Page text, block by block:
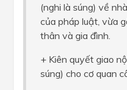
(nghi là súng) về
của pháp luật, vừa
thân và gia đình.
+ Kiên quyết giao
súng) cho cơ quan